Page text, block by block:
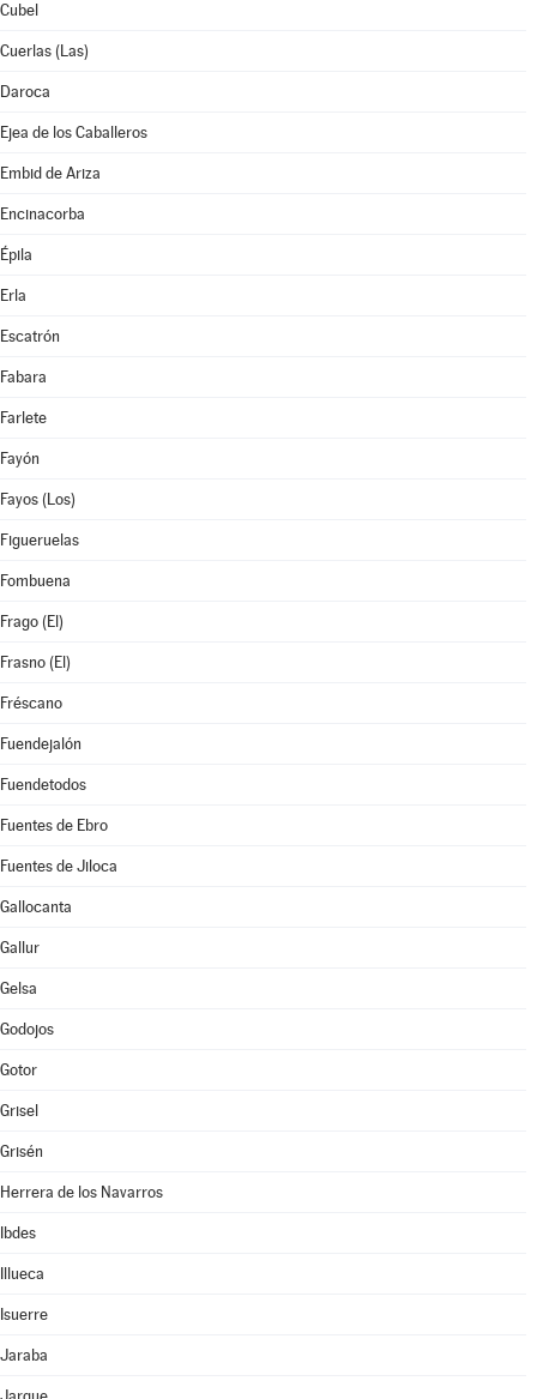
Cubel
Cuerlas (Las)
Daroca
Ejea de los Caballeros
Embid de Ariza
Encinacorba
Épila
Erla
Escatrón
Fabara
Farlete
Fayón
Fayos (Los)
Figueruelas
Fombuena
Frago (El)
Frasno (El)
Fréscano
Fuendejalón
Fuendetodos
Fuentes de Ebro
Fuentes de Jiloca
Gallocanta
Gallur
Gelsa
Godojos
Gotor
Grisel
Grisén
Herrera de los Navarros
Ibdes
Illueca
Isuerre
Jaraba